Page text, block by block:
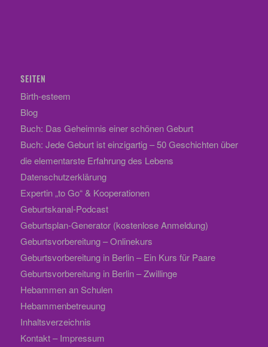
SEITEN
Birth-esteem
Blog
Buch: Das Geheimnis einer schönen Geburt
Buch: Jede Geburt ist einzigartig – 50 Geschichten über
die elementarste Erfahrung des Lebens
Datenschutzerklärung
Expertin „to Go“ & Kooperationen
Geburtskanal-Podcast
Geburtsplan-Generator (kostenlose Anmeldung)
Geburtsvorbereitung – Onlinekurs
Geburtsvorbereitung in Berlin – Ein Kurs für Paare
Geburtsvorbereitung in Berlin – Zwillinge
Hebammen an Schulen
Hebammenbetreuung
Inhaltsverzeichnis
Kontakt – Impressum